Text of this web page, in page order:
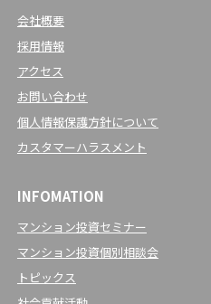
会社概要
採用情報
アクセス
お問い合わせ
個人情報保護方針について
カスタマーハラスメント
INFOMATION
マンション投資セミナー
マンション投資個別相談会
トピックス